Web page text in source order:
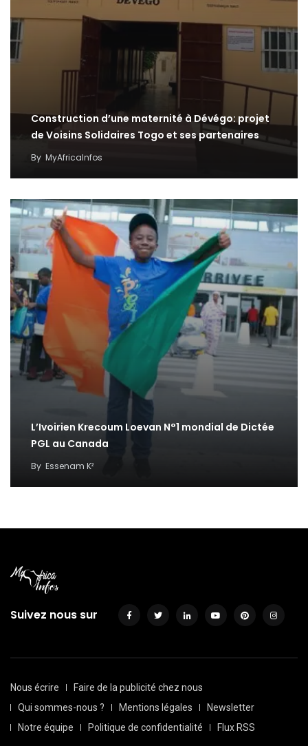
Construction d’une maternité à Dévégo: projet
de Voisins Solidaires Togo et ses partenaires
By MyAfricaInfos
L’Ivoirien Krecoum Loevan N°1 mondial de Dictée
PGL au Canada
By Essenam K²
Suivez nous sur
Nous écrire
Faire de la publicité chez nous
Qui sommes-nous ?
Mentions légales
Newsletter
Notre équipe
Politique de confidentialité
Flux RSS